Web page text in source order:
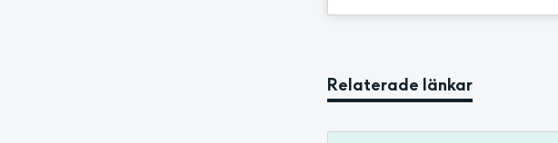
Relaterade länkar